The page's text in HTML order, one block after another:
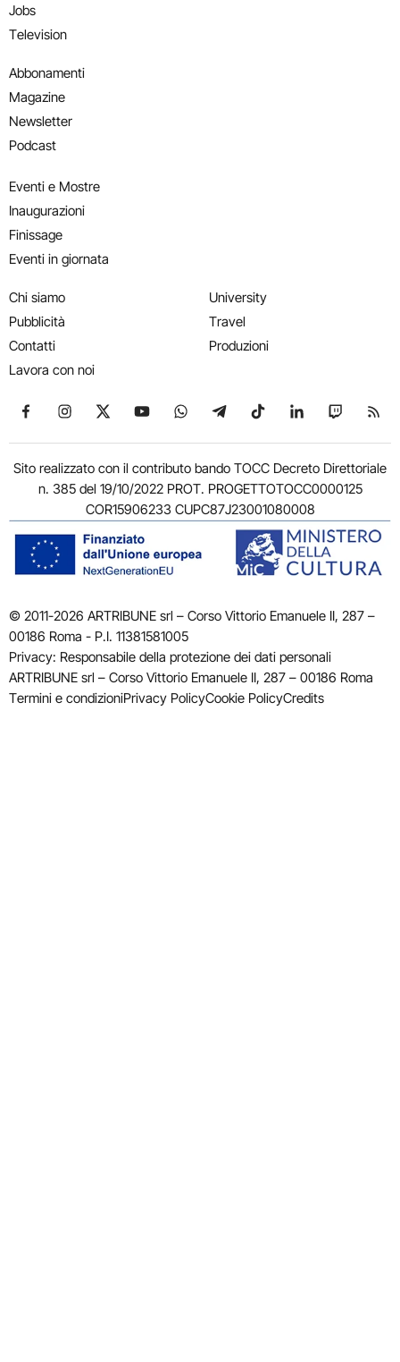
Jobs
Television
Abbonamenti
Magazine
Newsletter
Podcast
Eventi e Mostre
Inaugurazioni
Finissage
Eventi in giornata
Chi siamo
Pubblicità
Contatti
Lavora con noi
University
Travel
Produzioni
Seguici su Facebook
Seguici su Instagram
Seguici su X
Seguici su YouTube
Seguici su WhatsApp
Seguici su Telegram
Seguici su TikTok
Seguici su
Seguici
Sito realizzato con il contributo bando TOCC Decreto Direttoriale
n. 385 del 19/10/2022 PROT. PROGETTOTOCC0000125
COR15906233 CUPC87J23001080008
© 2011-2026 ARTRIBUNE srl – Corso Vittorio Emanuele II, 287 –
00186 Roma - P.I. 11381581005
Privacy: Responsabile della protezione dei dati personali
ARTRIBUNE srl – Corso Vittorio Emanuele II, 287 – 00186 Roma
Termini e condizioniPrivacy PolicyCookie PolicyCredits